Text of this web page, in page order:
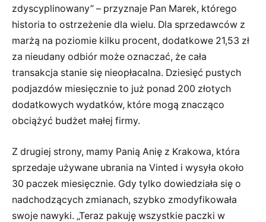
zdyscyplinowany” – przyznaje Pan Marek, którego
historia to ostrzeżenie dla wielu. Dla sprzedawców z
marżą na poziomie kilku procent, dodatkowe 21,53 zł
za nieudany odbiór może oznaczać, że cała
transakcja stanie się nieopłacalna. Dziesięć pustych
podjazdów miesięcznie to już ponad 200 złotych
dodatkowych wydatków, które mogą znacząco
obciążyć budżet małej firmy.
Z drugiej strony, mamy Panią Anię z Krakowa, która
sprzedaje używane ubrania na Vinted i wysyła około
30 paczek miesięcznie. Gdy tylko dowiedziała się o
nadchodzących zmianach, szybko zmodyfikowała
swoje nawyki. „Teraz pakuję wszystkie paczki w